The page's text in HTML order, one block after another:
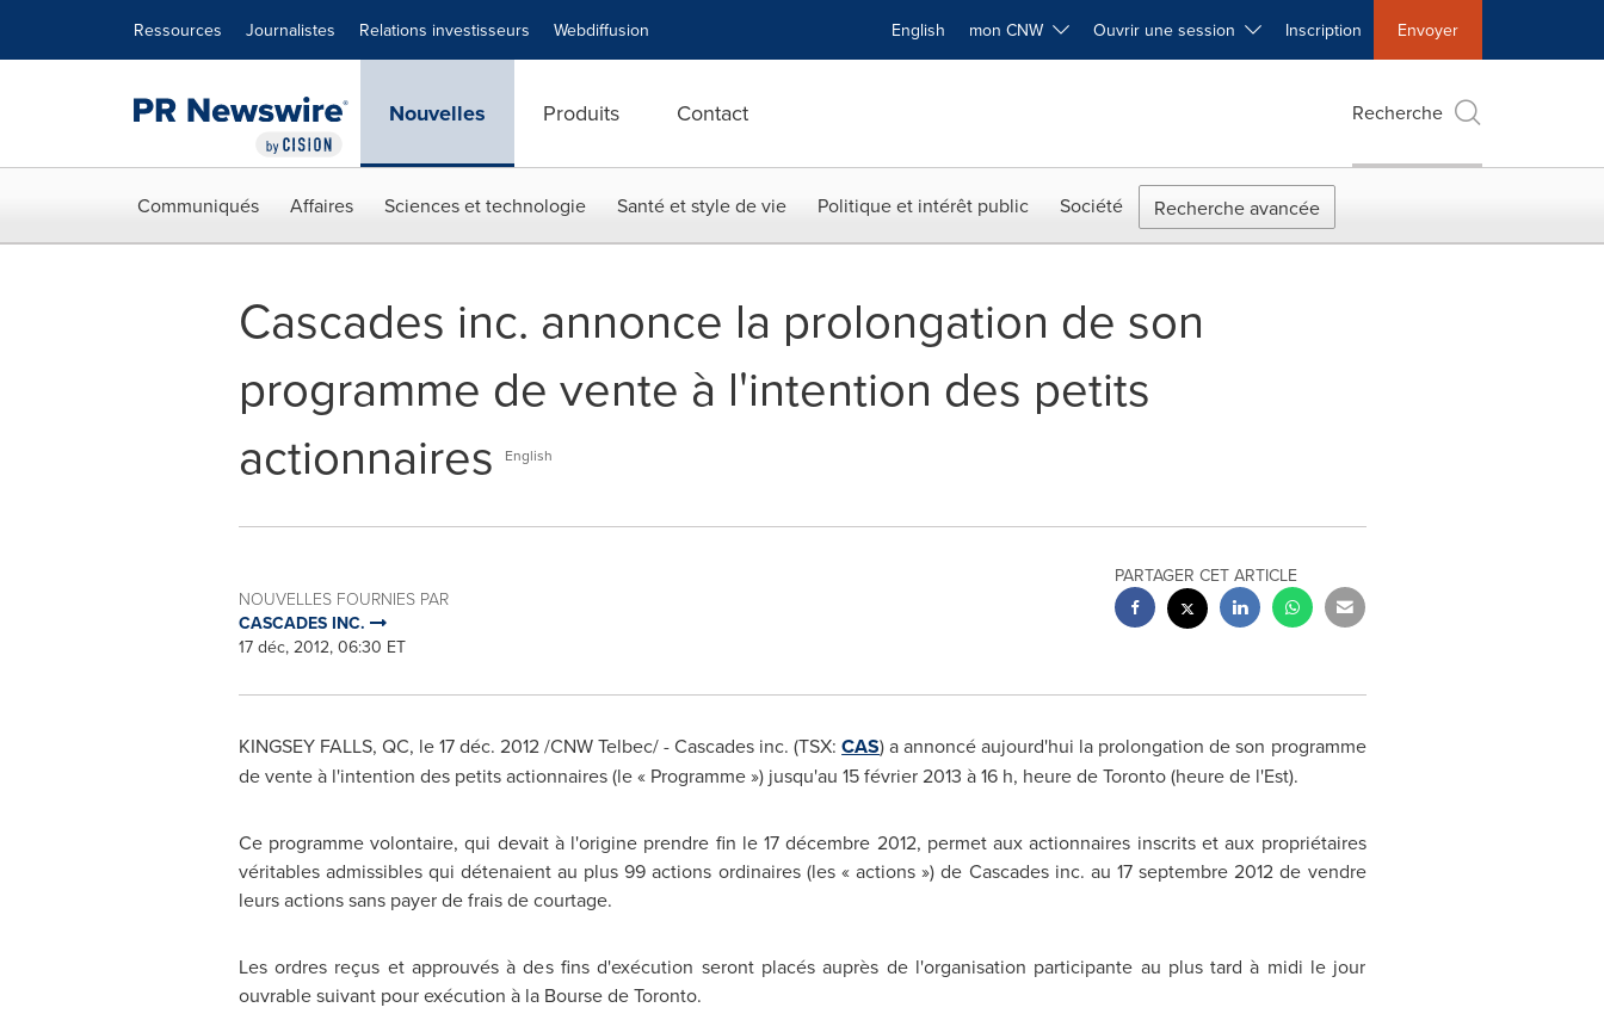
Ressources Journalistes Relations investisseurs Webdiffusion English mon CNW Ouvrir une session Inscription Envoyer
Nouvelles Produits Contact Recherche
Communiqués Affaires Sciences et technologie Santé et style de vie Politique et intérêt public Société Recherche avancée
Cascades inc. annonce la prolongation de son
programme de vente à l'intention des petits
actionnaires
English
NOUVELLES FOURNIES PAR
CASCADES INC.
17 déc, 2012, 06:30 ET
PARTAGER CET ARTICLE
KINGSEY FALLS, QC, le 17 déc. 2012 /CNW Telbec/ - Cascades inc. (TSX:CAS) a annoncé aujourd'hui la prolongation de son programme
de vente à l'intention des petits actionnaires (le « Programme ») jusqu'au 15 février 2013 à 16 h, heure deToronto(heure de l'Est).
Ce programme volontaire, qui devait à l'origine prendre fin le 17 décembre 2012, permet aux actionnaires inscrits et aux propriétaires
véritables admissibles qui détenaient au plus 99 actions ordinaires (les « actions ») de Cascades inc. au 17 septembre 2012 de vendre
leurs actions sans payer de frais de courtage.
Les ordres reçus et approuvés à des fins d'exécution seront placés auprès de l'organisation participante au plus tard à midi le jour
ouvrable suivant pour exécution à la Bourse deToronto.